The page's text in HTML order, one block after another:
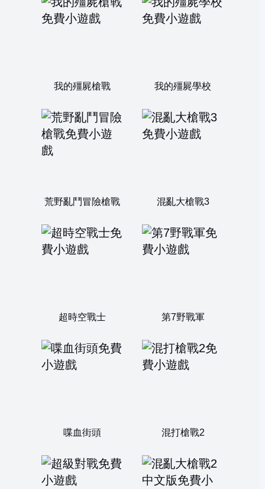
我的殭屍槍戰 我的殭屍學校
荒野亂鬥冒險槍戰 混亂大槍戰3
超時空戰士 第7野戰軍
喋血街頭 混打槍戰2